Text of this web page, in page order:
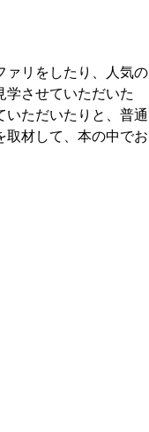
ァリをしたり、人気の
学させていただいた
いただいたりと、普通
取材して、本の中でお